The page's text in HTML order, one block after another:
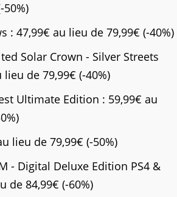
: 47,99€ au lieu de 79,99€ (-40%)
Solar Crown - Silver Streets
de 79,99€ (-40%)
Ultimate Edition : 59,99€ au
lieu de 79,99€ (-50%)
- Digital Deluxe Edition PS4 &
de 84,99€ (-60%)